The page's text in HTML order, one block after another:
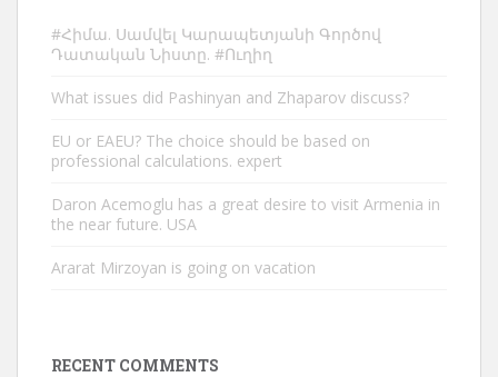
#Հիմա. Սամվել Կարապետյանի Գործով
Դատական Նիստը. #Ուղիղ
What issues did Pashinyan and Zhaparov discuss?
EU or EAEU? The choice should be based on
professional calculations. expert
Daron Acemoglu has a great desire to visit Armenia in
the near future. USA
Ararat Mirzoyan is going on vacation
RECENT COMMENTS